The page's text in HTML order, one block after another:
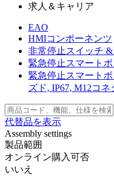
求人＆キャリア
EAO
HMIコンポーネンツ
非常停止スイッチ
緊急停止スマート
緊急停止スマート
ズド, IP67, M12コネ
代替品を表示
Assembly settings
製品範囲
オンライン購入可否
いいえ